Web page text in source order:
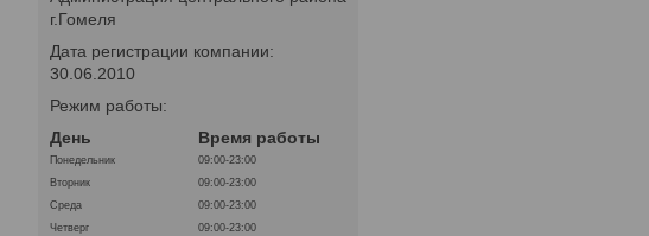
г.Гомеля
Дата регистрации компании:
30.06.2010
Режим работы:
День
Время работы
Понедельник
09:00-23:00
Вторник
09:00-23:00
Среда
09:00-23:00
Четверг
09:00-23:00